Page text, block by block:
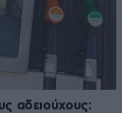
αδειούχους: